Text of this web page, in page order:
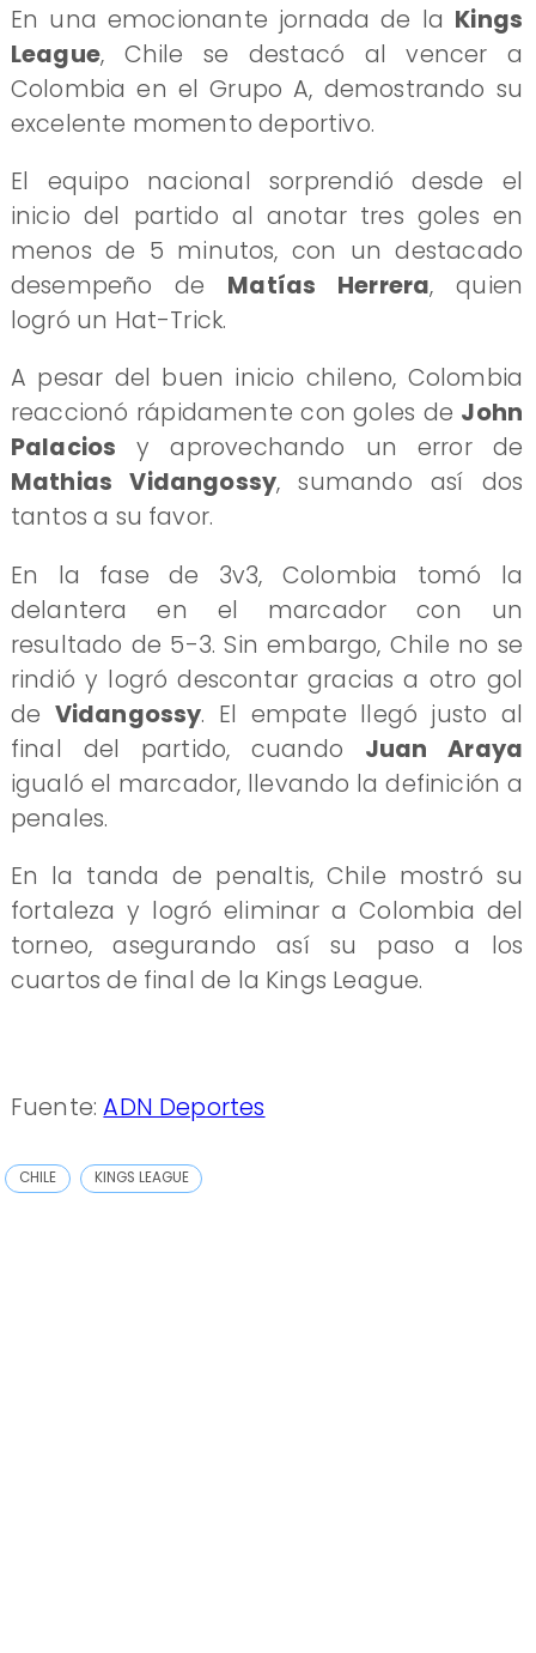
En una emocionante jornada de la Kings
League, Chile se destacó al vencer a
Colombia en el Grupo A, demostrando su
excelente momento deportivo.
El equipo nacional sorprendió desde el
inicio del partido al anotar tres goles en
menos de 5 minutos, con un destacado
desempeño de Matías Herrera, quien
logró un Hat-Trick.
A pesar del buen inicio chileno, Colombia
reaccionó rápidamente con goles de John
Palacios y aprovechando un error de
Mathias Vidangossy, sumando así dos
tantos a su favor.
En la fase de 3v3, Colombia tomó la
delantera en el marcador con un
resultado de 5-3. Sin embargo, Chile no se
rindió y logró descontar gracias a otro gol
de Vidangossy. El empate llegó justo al
final del partido, cuando Juan Araya
igualó el marcador, llevando la definición a
penales.
En la tanda de penaltis, Chile mostró su
fortaleza y logró eliminar a Colombia del
torneo, asegurando así su paso a los
cuartos de final de la Kings League.
Fuente:ADN Deportes
CHILE KINGS LEAGUE